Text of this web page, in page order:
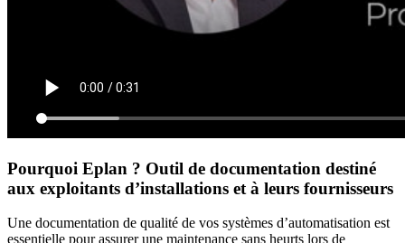
Pourquoi Eplan ? Outil de documentation destiné
aux exploitants d’installations et à leurs fournisseurs
Une documentation de qualité de vos systèmes d’automatisation est
essentielle pour assurer une maintenance sans heurts lors de